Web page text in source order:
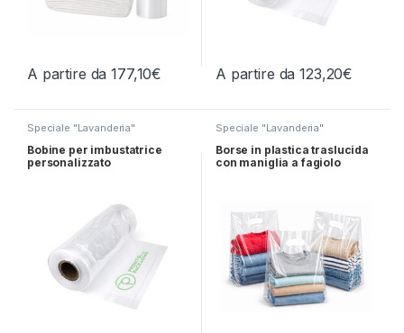
A partire da177,10€ A partire da123,20€
Speciale "Lavanderia"
Bobine per imbustatrice
personalizzato
Speciale "Lavanderia"
Borse in plastica traslucida
con maniglia a fagiolo